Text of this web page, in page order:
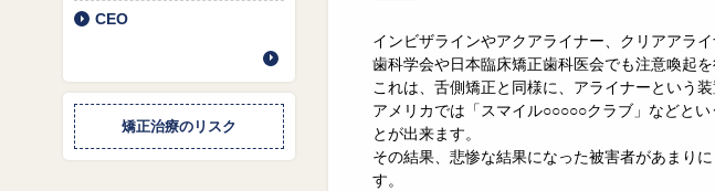
CEO
矯正治療のリスク
インビザラインやアクアライナー、クリアアラ
歯科学会や日本臨床矯正歯科医会でも注意喚起を
これは、舌側矯正と同様に、アライナーという
アメリカでは「スマイル○○○○○クラブ」などと
とが出来ます。
その結果、悲惨な結果になった被害者があまり
す。